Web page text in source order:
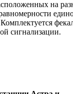
на
Комплектуется
сигнализации.